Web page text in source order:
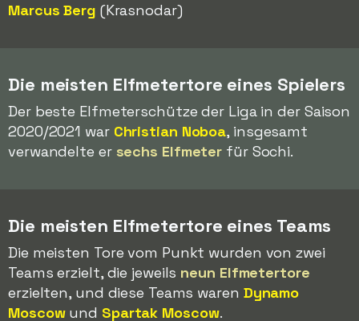
Marcus Berg (Krasnodar)
Die meisten Elfmetertore eines Spielers
Der beste Elfmeterschütze der Liga in der Saison
2020/2021 war Christian Noboa, insgesamt
verwandelte er sechs Elfmeter für Sochi.
Die meisten Elfmetertore eines Teams
Die meisten Tore vom Punkt wurden von zwei
Teams erzielt, die jeweils neun Elfmetertore
erzielten, und diese Teams waren Dynamo
Moscowund Spartak Moscow.